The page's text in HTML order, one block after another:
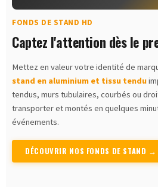
FONDS DE STAND HD
Captez l'attention dès le
Mettez en valeur votre identité de
stand en aluminium et tissu tendu
tendus, murs tubulaires, courbés ou
transporter et montés en quelques
événements.
DÉCOUVRIR NOS FONDS DE STAND →